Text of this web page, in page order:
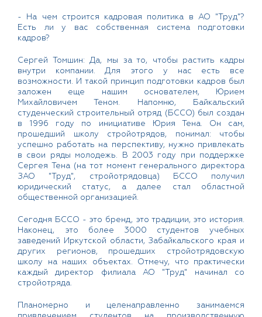
- На чем строится кадровая политика в АО "Труд"?
Есть ли у вас собственная система подготовки
кадров?
Сергей Томшин: Да, мы за то, чтобы растить кадры
внутри компании. Для этого у нас есть все
возможности. И такой принцип подготовки кадров был
заложен еще нашим основателем, Юрием
Михайловичем Теном. Напомню, Байкальский
студенческий строительный отряд (БССО) был создан
в 1996 году по инициативе Юрия Тена. Он сам,
прошедший школу стройотрядов, понимал: чтобы
успешно работать на перспективу, нужно привлекать
в свои ряды молодежь. В 2003 году при поддержке
Сергея Тена (на тот момент генерального директора
ЗАО "Труд", стройотрядовца) БССО получил
юридический статус, а далее стал областной
общественной организацией.
Сегодня БССО - это бренд, это традиции, это история.
Наконец, это более 3000 студентов учебных
заведений Иркутской области, Забайкальского края и
других регионов, прошедших стройотрядовскую
школу на наших объектах. Отмечу, что практически
каждый директор филиала АО "Труд" начинал со
стройотряда.
Планомерно и целенаправленно занимаемся